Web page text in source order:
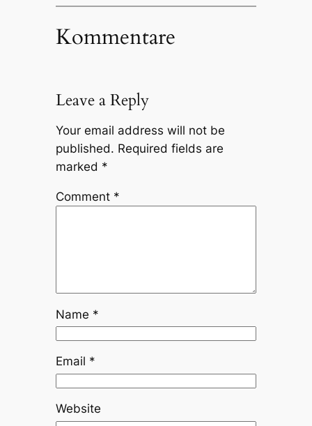
Kommentare
Leave a Reply
Your email address will not be
published. Required fields are
marked *
Comment *
Name *
Email *
Website